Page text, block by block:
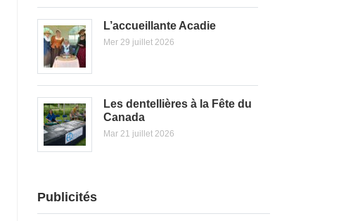
L’accueillante Acadie
Mer 29 juillet 2026
Les dentellières à la Fête du
Canada
Mar 21 juillet 2026
Publicités